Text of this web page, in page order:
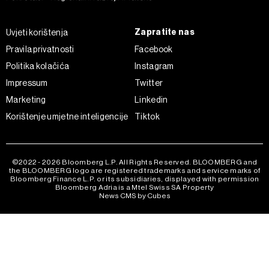
Uvjeti korištenja
Pravila privatnosti
Politika kolačića
Impressum
Marketing
Korištenje umjetne inteligencije
Zapratite nas
Facebook
Instagram
Twitter
Linkedin
Tiktok
©2022 - 2026 Bloomberg L.P. All Rights Reserved. BLOOMBERG and
the BLOOMBERG logo are registered trademarks and service marks of
Bloomberg Finance L.P. or its subsidiaries, displayed with permission
Bloomberg Adria is a Mtel Swiss SA Property
News CMS by Cubes